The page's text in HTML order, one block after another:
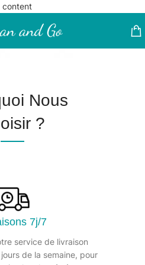
Nous
?
7j/7
service de livraison
de la semaine, pour
content